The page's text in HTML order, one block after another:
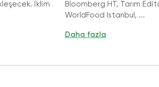
İklim
Bloomberg HT, Tarım
WorldFood Istanbul, ...
Daha fazla